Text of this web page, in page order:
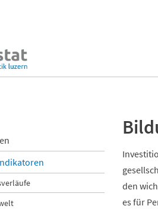
Navigation
überspringen
den
es für